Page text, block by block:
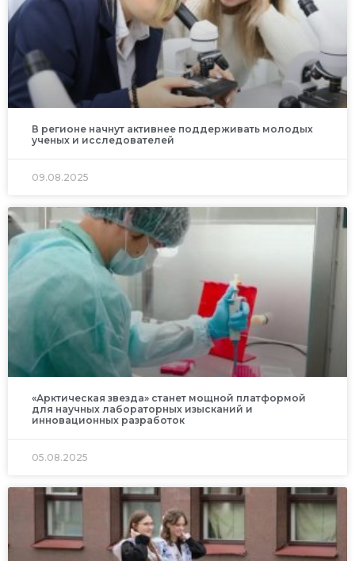
В регионе начнут активнее поддерживать молодых
ученых и исследователей
09.08.2025
«Арктическая звезда» станет мощной платформой
для научных лабораторных изысканий и
инновационных разработок
05.08.2025